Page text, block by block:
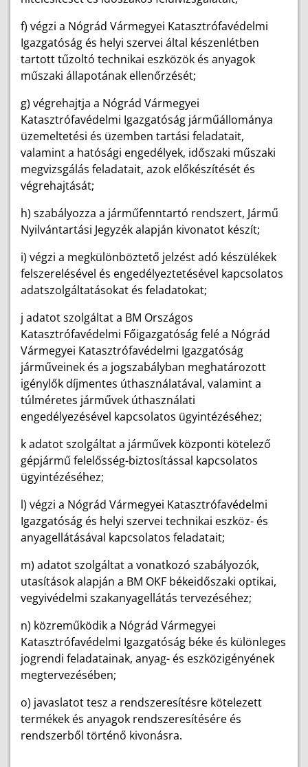
f) végzi a Nógrád Vármegyei Katasztrófavédelmi
Igazgatóság és helyi szervei által készenlétben
tartott tűzoltó technikai eszközök és anyagok
műszaki állapotának ellenőrzését;
g) végrehajtja a Nógrád Vármegyei
Katasztrófavédelmi Igazgatóság járműállománya
üzemeltetési és üzemben tartási feladatait,
valamint a hatósági engedélyek, időszaki műszaki
megvizsgálás feladatait, azok előkészítését és
végrehajtását;
h) szabályozza a járműfenntartó rendszert, Jármű
Nyilvántartási Jegyzék alapján kivonatot készít;
i) végzi a megkülönböztető jelzést adó készülékek
felszerelésével és engedélyeztetésével kapcsolatos
adatszolgáltatásokat és feladatokat;
j adatot szolgáltat a BM Országos
Katasztrófavédelmi Főigazgatóság felé a Nógrád
Vármegyei Katasztrófavédelmi Igazgatóság
járműveinek és a jogszabályban meghatározott
igénylők díjmentes úthasználatával, valamint a
túlméretes járművek úthasználati
engedélyezésével kapcsolatos ügyintézéséhez;
k adatot szolgáltat a járművek központi kötelező
gépjármű felelősség-biztosítással kapcsolatos
ügyintézéséhez;
l) végzi a Nógrád Vármegyei Katasztrófavédelmi
Igazgatóság és helyi szervei technikai eszköz- és
anyagellátásával kapcsolatos feladatait;
m) adatot szolgáltat a vonatkozó szabályozók,
utasítások alapján a BM OKF békeidőszaki optikai,
vegyivédelmi szakanyagellátás tervezéséhez;
n) közreműködik a Nógrád Vármegyei
Katasztrófavédelmi Igazgatóság béke és különleges
jogrendi feladatainak, anyag- és eszközigényének
megtervezésében;
o) javaslatot tesz a rendszeresítésre kötelezett
termékek és anyagok rendszeresítésére és
rendszerből történő kivonásra.